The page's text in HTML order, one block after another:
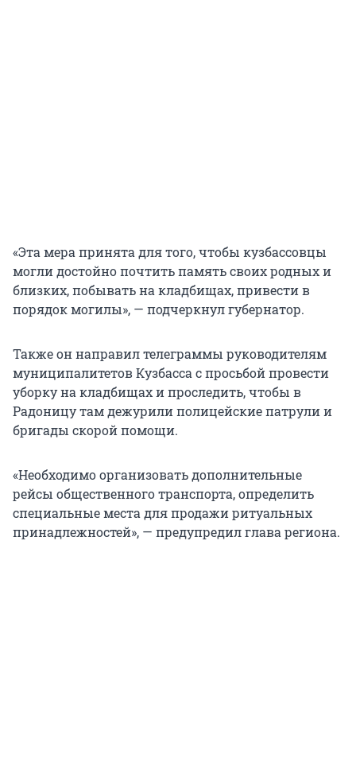
«Эта мера принята для того, чтобы кузбассовцы
могли достойно почтить память своих родных и
близких, побывать на кладбищах, привести в
порядок могилы», — подчеркнул губернатор.
Также он направил телеграммы руководителям
муниципалитетов Кузбасса с просьбой провести
уборку на кладбищах и проследить, чтобы в
Радоницу там дежурили полицейские патрули и
бригады скорой помощи.
«Необходимо организовать дополнительные
рейсы общественного транспорта, определить
специальные места для продажи ритуальных
принадлежностей», — предупредил глава региона.